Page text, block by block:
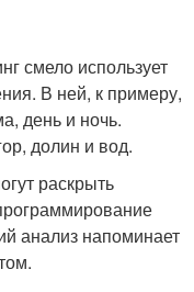
смело использует
В ней, к примеру,
день и ночь.
долин и вод.
раскрыть
анализ напоминает